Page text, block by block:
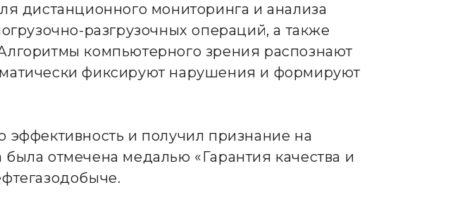
дистанционного мониторинга и анализа
разгрузочных операций, а также
компьютерного зрения распознают
фиксируют нарушения и формируют
эффективность и получил признание на
отмечена медалью «Гарантия качества и